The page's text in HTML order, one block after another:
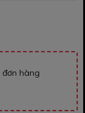
đơn hàng